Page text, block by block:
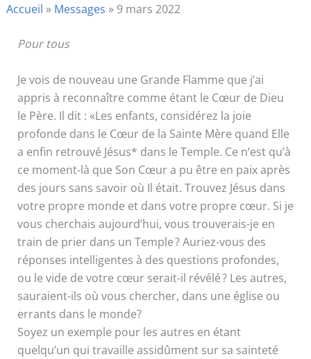
Accueil » Messages » 9 mars 2022
Pour tous
Je vois de nouveau une Grande Flamme que j’ai
appris à reconnaître comme étant le Cœur de Dieu
le Père. Il dit : «Les enfants, considérez la joie
profonde dans le Cœur de la Sainte Mère quand Elle
a enfin retrouvé Jésus* dans le Temple. Ce n’est qu’à
ce moment-là que Son Cœur a pu être en paix après
des jours sans savoir où Il était. Trouvez Jésus dans
votre propre monde et dans votre propre cœur. Si je
vous cherchais aujourd’hui, vous trouverais-je en
train de prier dans un Temple ? Auriez-vous des
réponses intelligentes à des questions profondes,
ou le vide de votre cœur serait-il révélé ? Les autres,
sauraient-ils où vous chercher, dans une église ou
errants dans le monde?
Soyez un exemple pour les autres en étant
quelqu’un qui travaille assidûment sur sa sainteté